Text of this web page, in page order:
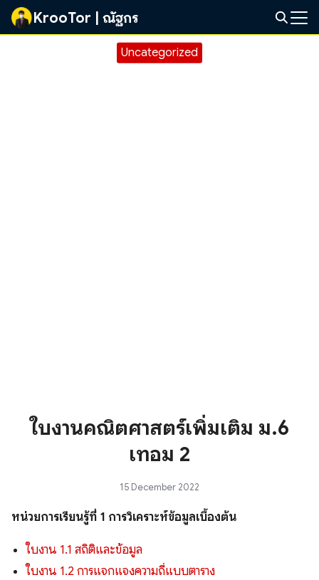
Skip
KrooTor | ณัฐกร
Uncategorized
ใบงานคณิตศาสตร์เพิ่มเติม ม.6
เทอม 2
15 December 2022
หน่วยการเรียนรู้ที่ 1 การวิเคราะห์ข้อมูลเบื้องต้น
ใบงาน 1.1 สถิติและข้อมูล
ใบงาน 1.2 การแจกแจงความถี่แบบตาราง